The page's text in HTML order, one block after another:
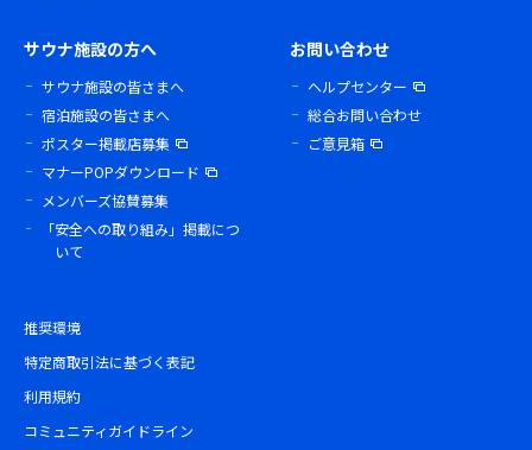
サウナ施設の方へ
サウナ施設の皆さまへ
宿泊施設の皆さまへ
ポスター掲載店募集
マナーPOPダウンロード
メンバーズ協賛募集
「安全への取り組み」掲載につ
いて
お問い合わせ
ヘルプセンター
総合お問い合わせ
ご意見箱
推奨環境
特定商取引法に基づく表記
利用規約
コミュニティガイドライン